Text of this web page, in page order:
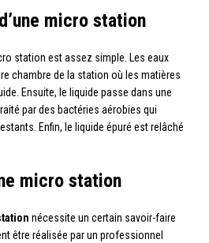
micro station
station est assez simple. Les eaux
chambre de la station où les matières
Ensuite, le liquide passe dans une
par des bactéries aérobies qui
Enfin, le liquide épuré est relâché
micro station
nécessite un certain savoir-faire
être réalisée par un professionnel